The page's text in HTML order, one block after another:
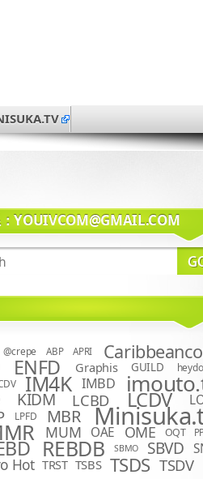
YOUIVCOM@GMAIL.COM
@crepe ABP APRI
ENFD Graphis GUILD
IM4K IMBD
KIDM LCBD LCDV
LPFD MBR
MUM OAE OME OQT
REBDB SBMO SBVD
Hot TRST TSBS TSDS TSDV